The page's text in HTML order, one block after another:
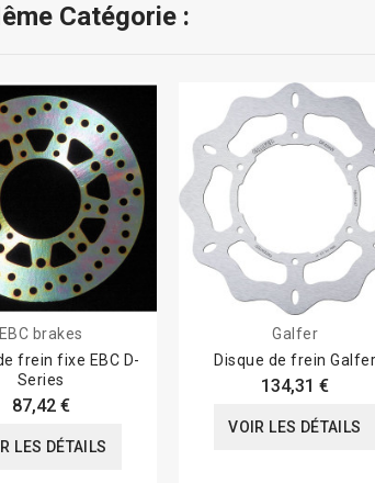
Catégorie :
EBC brakes
frein fixe EBC D-
Series
87,42 €
LES DÉTAILS
Galfer
Disque de frein Galfer
134,31 €
VOIR LES DÉTAILS